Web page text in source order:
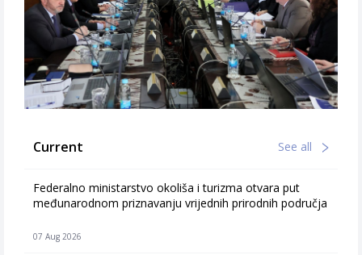
Current See all
Federalno ministarstvo okoliša i turizma otvara put
međunarodnom priznavanju vrijednih prirodnih područja
07 Aug 2026